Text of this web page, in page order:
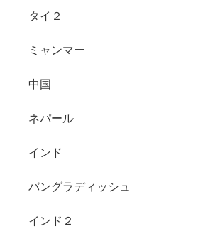
タイ２
ミャンマー
中国
ネパール
インド
バングラディッシュ
インド２